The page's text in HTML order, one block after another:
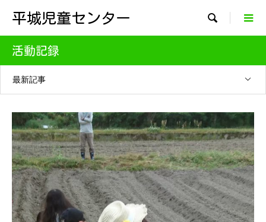
平城児童センター 
活動記録
最新記事